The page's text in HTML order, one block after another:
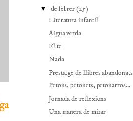
▼ de febrer(25)
Literatura infantil
Aigua verda
El te
Nada
Prestatge de llibres abandonats
Petons, petonets, petonarros...
Jornada de reflexions
Una manera de mirar